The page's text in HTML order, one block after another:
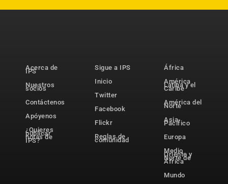
Acerca de
IPS
Nuestros
socios
Contáctenos
Apóyenos
¿Quieres
publicar
notas de
IPS?
Sigue a IPS
Inicio
Twitter
Facebook
Flickr
Reglas de
comunidad
África
América
Latina y el
Caribe
América del
Norte
Asia-
Pacífico
Europa
Medio
Oriente y
Norte de
África
Mundo